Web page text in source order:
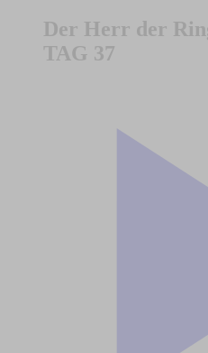
Der Herr der
TAG 37